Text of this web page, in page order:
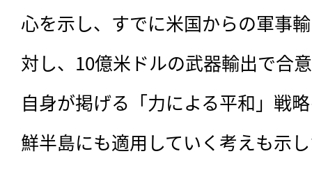
心を示し、すでに米国からの軍事
対し、10億米ドルの武器輸出で合
自身が掲げる「力による平和」戦
鮮半島にも適用していく考えも示